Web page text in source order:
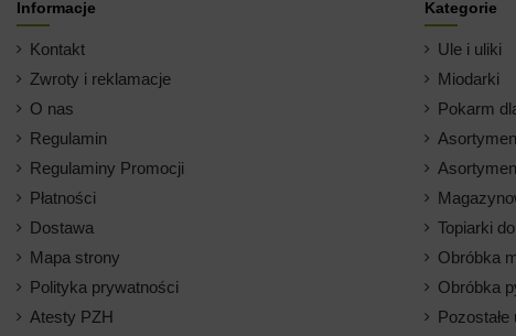
Informacje
Kontakt
Zwroty i reklamacje
O nas
Regulamin
Regulaminy Promocji
Płatności
Dostawa
Mapa strony
Polityka prywatności
Atesty PZH
Kategorie
Ule i uliki
Miodarki
Pokarm
Topiarki
Obróbka
Obróbka